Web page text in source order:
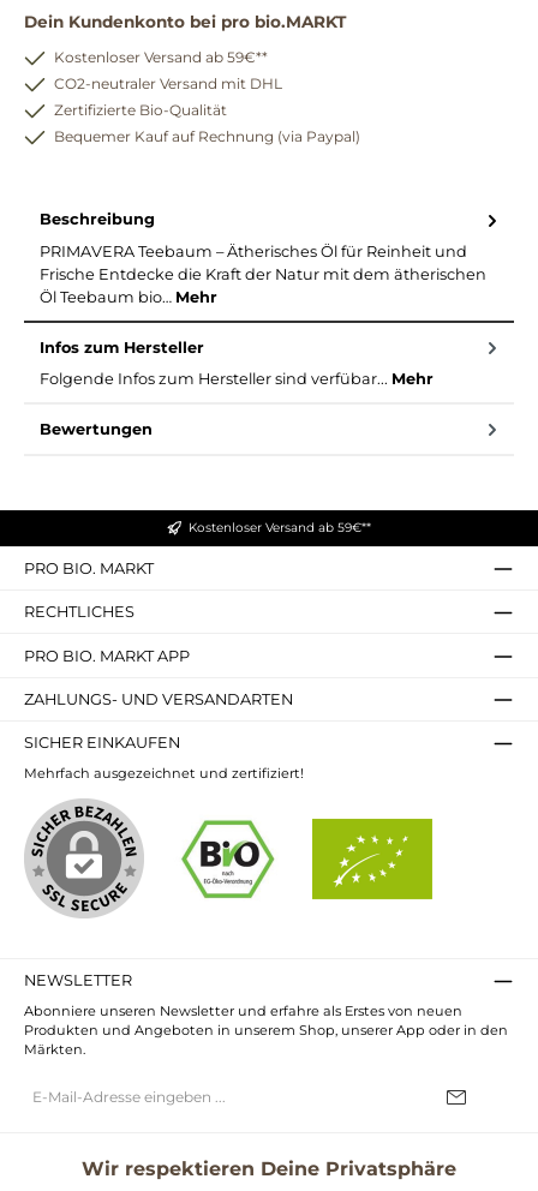
Dein Kundenkonto bei pro bio.MARKT
Kostenloser Versand ab 59€**
CO2-neutraler Versand mit DHL
Zertifizierte Bio-Qualität
Bequemer Kauf auf Rechnung (via Paypal)
Beschreibung
PRIMAVERA Teebaum – Ätherisches Öl für Reinheit und
Frische Entdecke die Kraft der Natur mit dem ätherischen
Öl Teebaum bio… Mehr
Infos zum Hersteller
Folgende Infos zum Hersteller sind verfübar... Mehr
Bewertungen
Kostenloser Versand ab 59€**
PRO BIO. MARKT
RECHTLICHES
PRO BIO. MARKT APP
ZAHLUNGS- UND VERSANDARTEN
SICHER EINKAUFEN
Mehrfach ausgezeichnet und zertifiziert!
NEWSLETTER
Abonniere unseren Newsletter und erfahre als Erstes von neuen
Produkten und Angeboten in unserem Shop, unserer App oder in den
Märkten.
Mail-
Wir respektieren Deine Privatsphäre